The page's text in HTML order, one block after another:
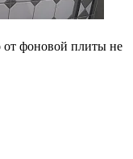
фоновой плиты не